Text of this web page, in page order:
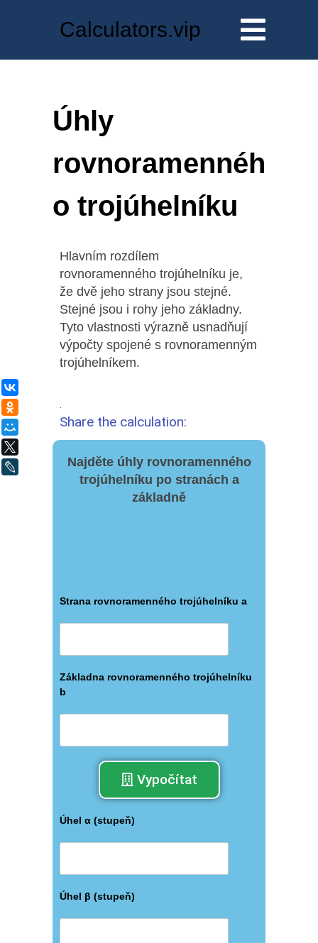
Calculators.vip
Úhly
rovnoramennéh
o trojúhelníku
Hlavním rozdílem
rovnoramenného trojúhelníku je,
že dvě jeho strany jsou stejné.
Stejné jsou i rohy jeho základny.
Tyto vlastnosti výrazně usnadňují
výpočty spojené s rovnoramenným
trojúhelníkem.
Share the calculation:
Najděte úhly rovnoramenného
trojúhelníku po stranách a
základně
Strana rovnoramenného trojúhelníku a
Základna rovnoramenného trojúhelníku
b
Vypočítat
Úhel α (stupeň)
Úhel β (stupeň)
Одноклассники
Мой Мир
LiveJournal